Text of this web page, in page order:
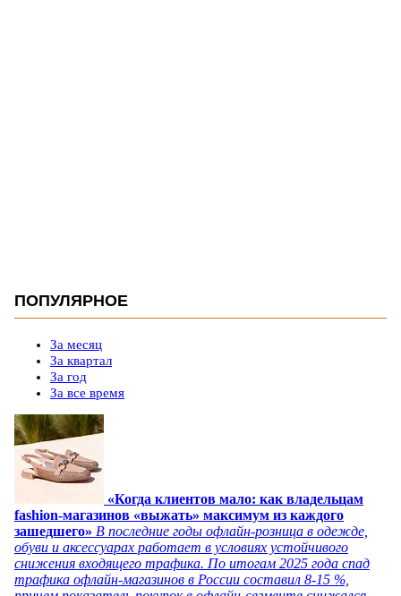
ПОПУЛЯРНОЕ
За месяц
За квартал
За год
За все время
«Когда клиентов мало: как владельцам
fashion-магазинов «выжать» максимум из каждого
зашедшего» В последние годы офлайн-розница в одежде,
обуви и аксессуарах работает в условиях устойчивого
снижения входящего трафика. По итогам 2025 года спад
трафика офлайн-магазинов в России составил 8-15 %,